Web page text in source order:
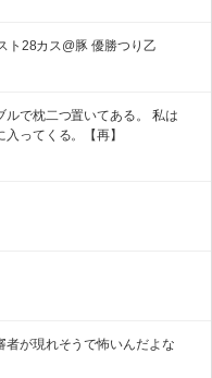
ト28カス@豚 優勝つり乙
ルで枕二つ置いてある。 私は
ってくる。【再】
が現れそうで怖いんだよな